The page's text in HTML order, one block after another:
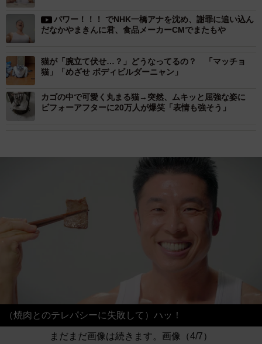
パワー！！！ でNHK一橋アナを沈め、謝罪に追い込ん
だなかやまきんに君、食品メーカーCMでまたもや
猫が「腕立て伏せ…？」どうなってるの？ 「マッチョ
猫」「めざせ ボディビルダーニャン」
カゴの中で可愛く丸まる猫→突然、ムキッと屈強な姿に
ビフォーアフターに20万人が爆笑「表情も強そう」
（焼肉とのテレパシーに失敗して）ハッ！
まだまだ画像は続きます。画像（4/7）